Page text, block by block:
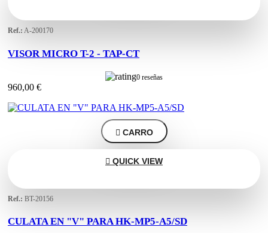
Ref.: A-200170
VISOR MICRO T-2 - TAP-CT
0 reseñas
960,00 €
 CARRO
 QUICK VIEW
Ref.: BT-20156
CULATA EN "V" PARA HK-MP5-A5/SD